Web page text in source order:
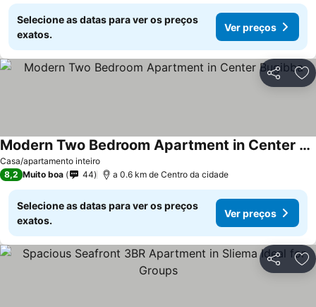
Selecione as datas para ver os preços
exatos.
Ver preços
Partilhar
Casa/apartamento inteiro
Modern Two Bedroom Apartment in Center Bugibba
8,2 Muito boa 44 a 0.6 km de Centro da cidade
Selecione as datas para ver os preços
exatos.
Ver preços
Partilhar